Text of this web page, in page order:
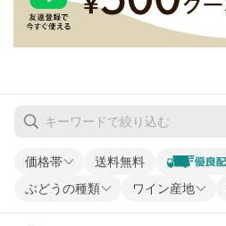
価格帯 送料無料
ぶどうの種類 ワイン産地